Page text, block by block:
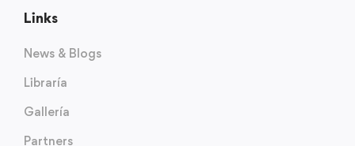
Links
News & Blogs
Libraría
Gallería
Partners